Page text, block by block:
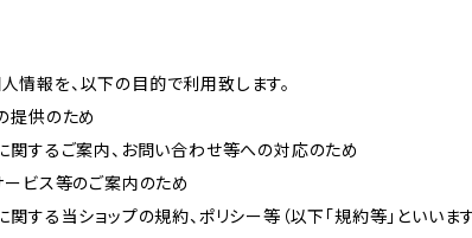
情報を、以下の目的で利用致します。
提供のため
に関するご案内、お問い合わせ等への対応のため
ービス等のご案内のため
関する当ショップの規約、ポリシー等（以下「規約等」といい